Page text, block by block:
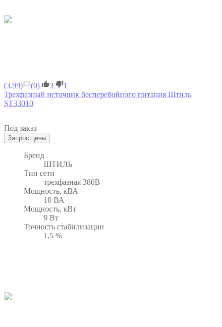
(3.99) (0) 3
1
Трехфазный источник бесперебойного питания Штиль
ST33010
Под заказ
Бренд
ШТИЛЬ
Тип сети
трехфазная 380В
Мощность, кВА
10 ВА
Мощность, кВт
9 Вт
Точность стабилизации
1,5 %